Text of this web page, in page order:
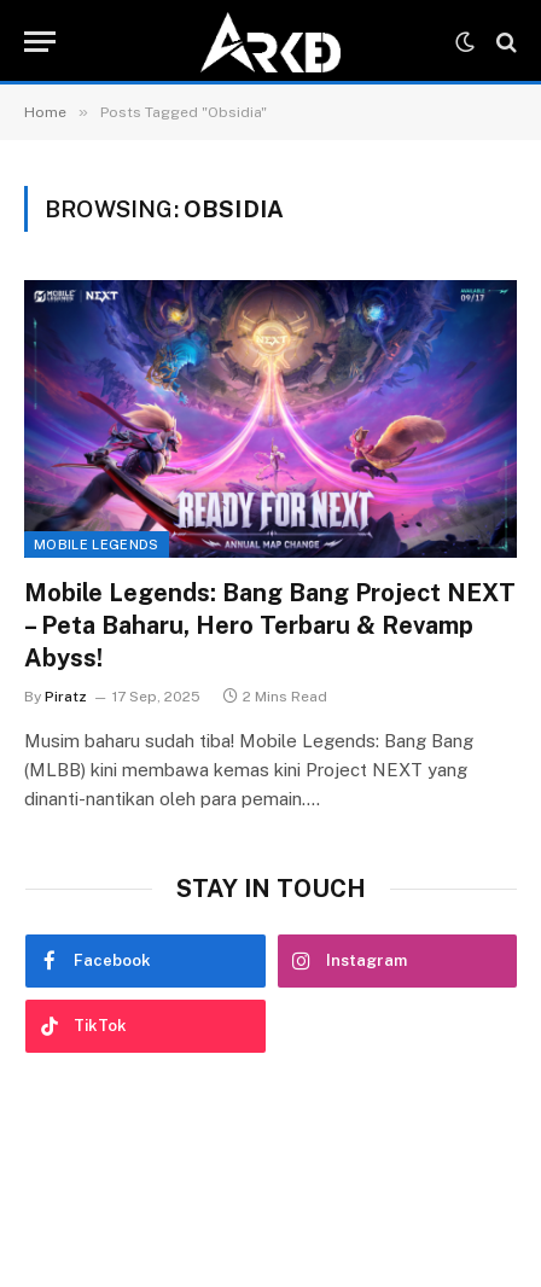
Home » Posts Tagged "Obsidia"
BROWSING: OBSIDIA
MOBILE LEGENDS
Mobile Legends: Bang Bang Project NEXT
– Peta Baharu, Hero Terbaru & Revamp
Abyss!
By Piratz 17 Sep, 2025 2 Mins Read
Musim baharu sudah tiba! Mobile Legends: Bang Bang
(MLBB) kini membawa kemas kini Project NEXT yang
dinanti-nantikan oleh para pemain.…
STAY IN TOUCH
Facebook Instagram
TikTok